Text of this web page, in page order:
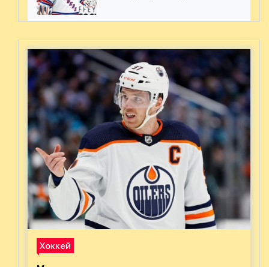
предстоящего финала
Хоккей